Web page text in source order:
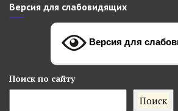
Версия для слабовидящих
Версия для
Поиск по сайту
Поиск